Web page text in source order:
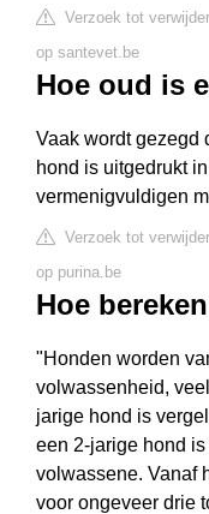
Verzoek tot
op santevet.be
Hoe oud is
Vaak wordt gezegd
hond is uitgedrukt
vermenigvuldigen
Verzoek tot
op purina.be
Hoe
"Honden worden
volwassenheid,
jarige hond is
een 2-jarige hond
volwassene. Vanaf
voor ongeveer drie